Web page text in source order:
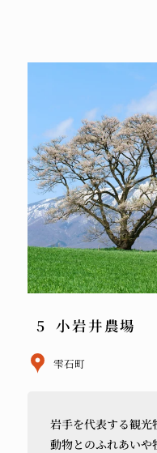
小岩井農場
雫石町
岩手を代表する観光
動物とのふれあいや